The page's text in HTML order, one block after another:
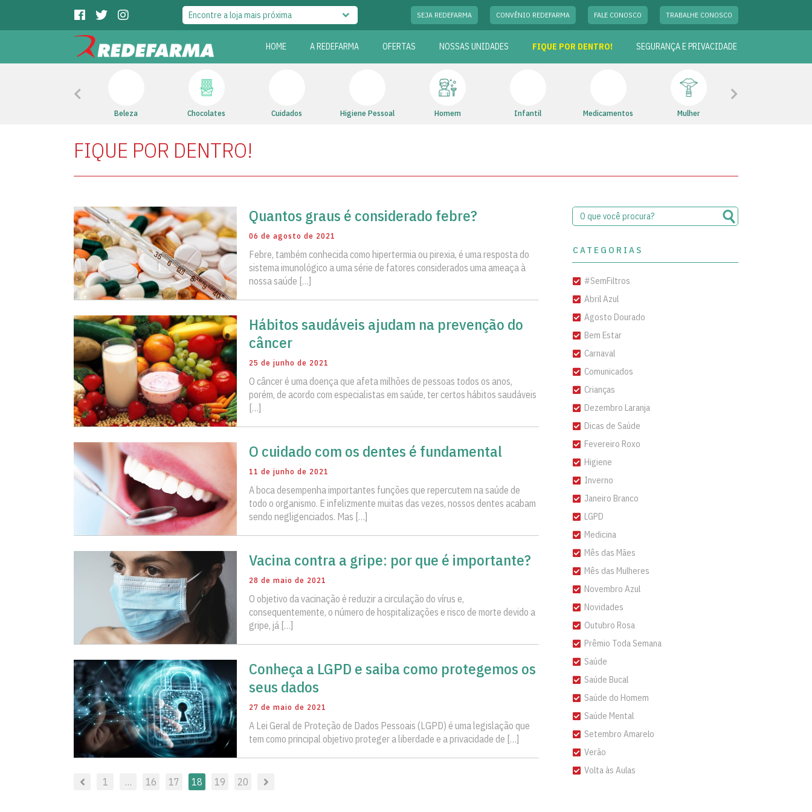
HOME A REDEFARMA OFERTAS NOSSAS UNIDADES FIQUE POR DENTRO! SEGURANÇA E PRIVACIDADE
SEJA REDEFARMA CONVÊNIO REDEFARMA FALE CONOSCO TRABALHE CONOSCO
Beleza Chocolates Cuidados Higiene Pessoal Homem Infantil Medicamentos Mulher
FIQUE POR DENTRO!
Quantos graus é considerado febre?
06 de agosto de 2021
Febre, também conhecida como hipertermia ou pirexia, é uma resposta do
sistema imunológico a uma série de fatores considerados uma ameaça à
nossa saúde […]
Hábitos saudáveis ajudam na prevenção do
câncer
25 de junho de 2021
O câncer é uma doença que afeta milhões de pessoas todos os anos,
porém, de acordo com especialistas em saúde, ter certos hábitos saudáveis
[…]
O cuidado com os dentes é fundamental
11 de junho de 2021
A boca desempenha importantes funções que repercutem na saúde de
todo o organismo. E infelizmente muitas das vezes, nossos dentes acabam
sendo negligenciados. Mas […]
Vacina contra a gripe: por que é importante?
28 de maio de 2021
O objetivo da vacinação é reduzir a circulação do vírus e,
consequentemente, o número de hospitalizações e risco de morte devido a
gripe, já […]
Conheça a LGPD e saiba como protegemos os
seus dados
27 de maio de 2021
A Lei Geral de Proteção de Dados Pessoais (LGPD) é uma legislação que
tem como principal objetivo proteger a liberdade e a privacidade de […]
1 … 16 17 18 19 20
CATEGORIAS
#SemFiltros
Abril Azul
Agosto Dourado
Bem Estar
Carnaval
Comunicados
Crianças
Dezembro Laranja
Dicas de Saúde
Fevereiro Roxo
Higiene
Inverno
Janeiro Branco
LGPD
Medicina
Mês das Mães
Mês das Mulheres
Novembro Azul
Novidades
Outubro Rosa
Prêmio Toda Semana
Saúde
Saúde Bucal
Saúde do Homem
Saúde Mental
Setembro Amarelo
Verão
Volta às Aulas